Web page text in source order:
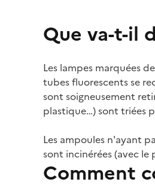
Que va-t-il
Les lampes marquées
tubes fluorescents se
sont soigneusement
plastique…) sont triées
Les ampoules n'ayant
sont incinérées (avec
Comment